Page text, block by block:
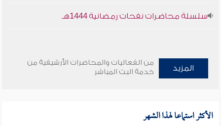
سلسلة محاضرات نفحات رمضانية 1444هـ
المزيد
من الفعاليات والمحاضرات الأرشيفية من
خدمة البث المباشر
الأكثر استماعا لهذا الشهر